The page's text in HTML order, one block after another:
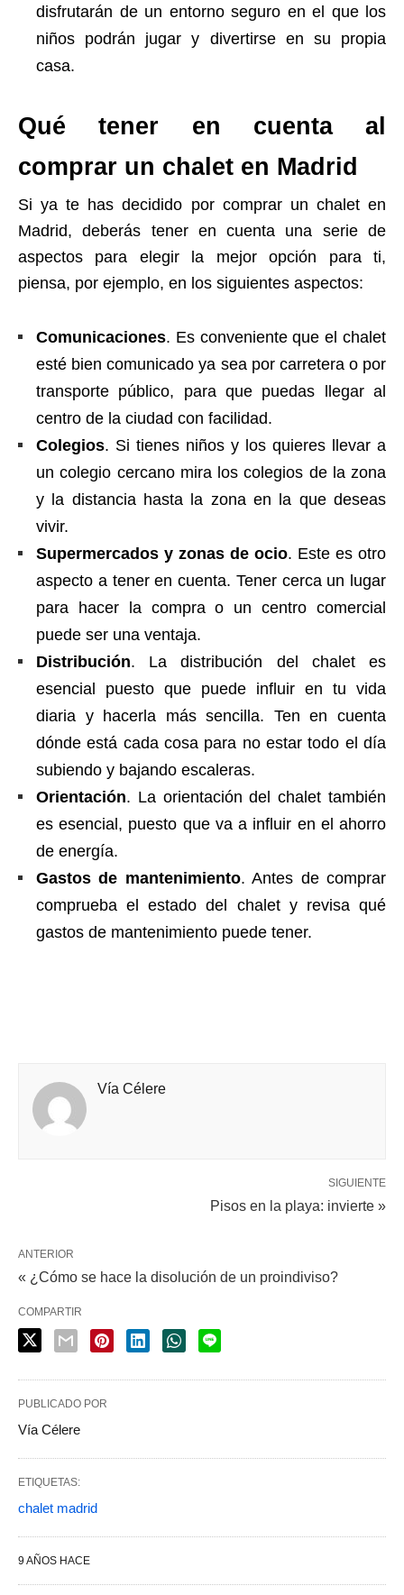
disfrutarán de un entorno seguro en el que los
niños podrán jugar y divertirse en su propia
casa.
Qué tener en cuenta al
comprar un chalet en Madrid
Si ya te has decidido por comprar un chalet en
Madrid, deberás tener en cuenta una serie de
aspectos para elegir la mejor opción para ti,
piensa, por ejemplo, en los siguientes aspectos:
Comunicaciones. Es conveniente que el chalet
esté bien comunicado ya sea por carretera o por
transporte público, para que puedas llegar al
centro de la ciudad con facilidad.
Colegios. Si tienes niños y los quieres llevar a
un colegio cercano mira los colegios de la zona
y la distancia hasta la zona en la que deseas
vivir.
Supermercados y zonas de ocio. Este es otro
aspecto a tener en cuenta. Tener cerca un lugar
para hacer la compra o un centro comercial
puede ser una ventaja.
Distribución. La distribución del chalet es
esencial puesto que puede influir en tu vida
diaria y hacerla más sencilla. Ten en cuenta
dónde está cada cosa para no estar todo el día
subiendo y bajando escaleras.
Orientación. La orientación del chalet también
es esencial, puesto que va a influir en el ahorro
de energía.
Gastos de mantenimiento. Antes de comprar
comprueba el estado del chalet y revisa qué
gastos de mantenimiento puede tener.
Vía Célere
SIGUIENTE
Pisos en la playa: invierte »
ANTERIOR
« ¿Cómo se hace la disolución de un proindiviso?
COMPARTIR
PUBLICADO POR
Vía Célere
ETIQUETAS:
chalet madrid
9 AÑOS HACE